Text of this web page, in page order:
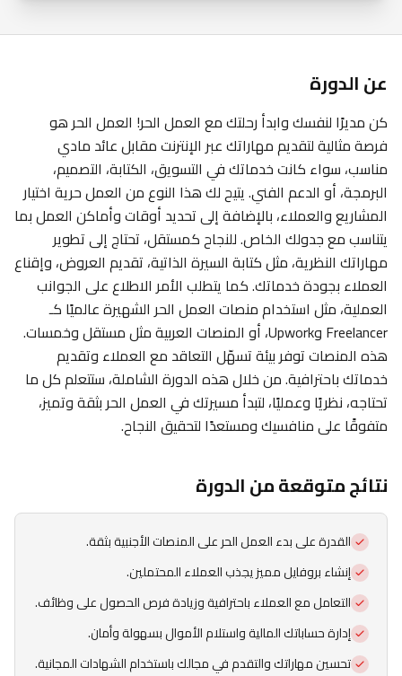
عن الدورة
كن مديرًا لنفسك وابدأ رحلتك مع العمل الحر! العمل الحر هو
فرصة مثالية لتقديم مهاراتك عبر الإنترنت مقابل عائد مادي
مناسب، سواء كانت خدماتك في التسويق، الكتابة، التصميم،
البرمجة، أو الدعم الفني. يتيح لك هذا النوع من العمل حرية اختيار
المشاريع والعملاء، بالإضافة إلى تحديد أوقات وأماكن العمل بما
يتناسب مع جدولك الخاص. للنجاح كمستقل، تحتاج إلى تطوير
مهاراتك النظرية، مثل كتابة السيرة الذاتية، تقديم العروض، وإقناع
العملاء بجودة خدماتك. كما يتطلب الأمر الاطلاع على الجوانب
العملية، مثل استخدام منصات العمل الحر الشهيرة عالميًا كـ
Freelancer وUpwork، أو المنصات العربية مثل مستقل وخمسات.
هذه المنصات توفر بيئة تسهّل التعاقد مع العملاء وتقديم
خدماتك باحترافية. من خلال هذه الدورة الشاملة، ستتعلم كل ما
تحتاجه، نظريًا وعمليًا، لتبدأ مسيرتك في العمل الحر بثقة وتميز،
متفوقًا على منافسيك ومستعدًا لتحقيق النجاح.
نتائج متوقعة من الدورة
القدرة على بدء العمل الحر على المنصات الأجنبية بثقة.
إنشاء بروفايل مميز يجذب العملاء المحتملين.
التعامل مع العملاء باحترافية وزيادة فرص الحصول على وظائف.
إدارة حساباتك المالية واستلام الأموال بسهولة وأمان.
تحسين مهاراتك والتقدم في مجالك باستخدام الشهادات المجانية.